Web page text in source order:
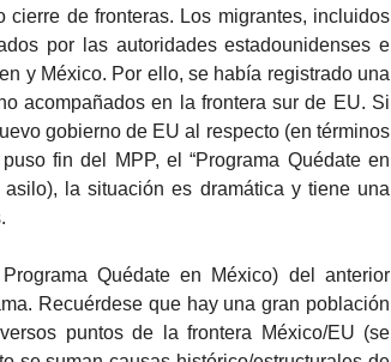
de fronteras. Los migrantes, incluidos
por las autoridades estadounidenses e
y México. Por ello, se había registrado una
acompañados en la frontera sur de EU. Si
gobierno de EU al respecto (en términos
fin del MPP, el “Programa Quédate en
la situación es dramática y tiene una
Quédate en México) del anterior
Recuérdese que hay una gran población
puntos de la frontera México/EU (se